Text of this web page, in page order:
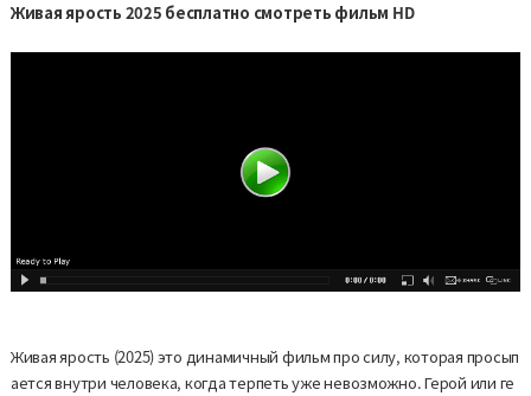
Живая ярость 2025 бесплатно смотреть фильм HD
Живая ярость (2025) это динамичный фильм про силу, которая просып
ается внутри человека, когда терпеть уже невозможно. Герой или ге